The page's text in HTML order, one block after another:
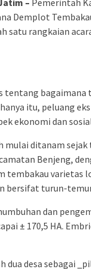
– Pemerintah
Demplot
satu rangkaian
tentang
itu, peluang
ekonomi dan
ditanam sejak
Benjeng,
tembakau varietas
bersifat turun-
dan
± 170,5 HA.
dua desa sebagai